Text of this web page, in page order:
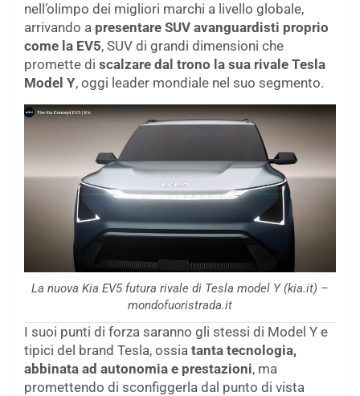
nell’olimpo dei migliori marchi a livello globale,
arrivando a presentare SUV avanguardisti proprio
come la EV5, SUV di grandi dimensioni che
promette di scalzare dal trono la sua rivale Tesla
Model Y, oggi leader mondiale nel suo segmento.
La nuova Kia EV5 futura rivale di Tesla model Y (kia.it) –
mondofuoristrada.it
I suoi punti di forza saranno gli stessi di Model Y e
tipici del brand Tesla, ossia tanta tecnologia,
abbinata ad autonomia e prestazioni, ma
promettendo di sconfiggerla dal punto di vista